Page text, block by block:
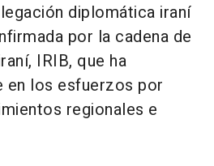
diplomática iraní
por la cadena de
IRIB, que ha
en los esfuerzos por
regionales e